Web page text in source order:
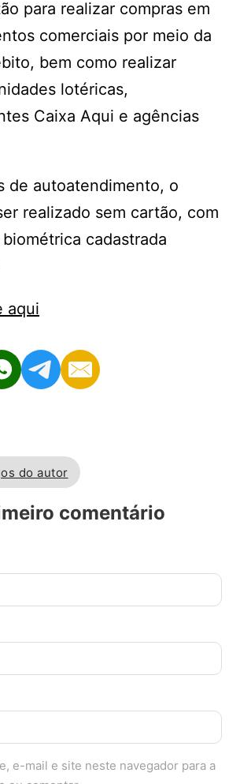
para realizar compras em
comerciais por meio da
bem como realizar
lotéricas,
Caixa Aqui e agências
de autoatendimento, o
realizado sem cartão, com
cadastrada
aqui
do autor
comentário
e-mail e site neste navegador para a